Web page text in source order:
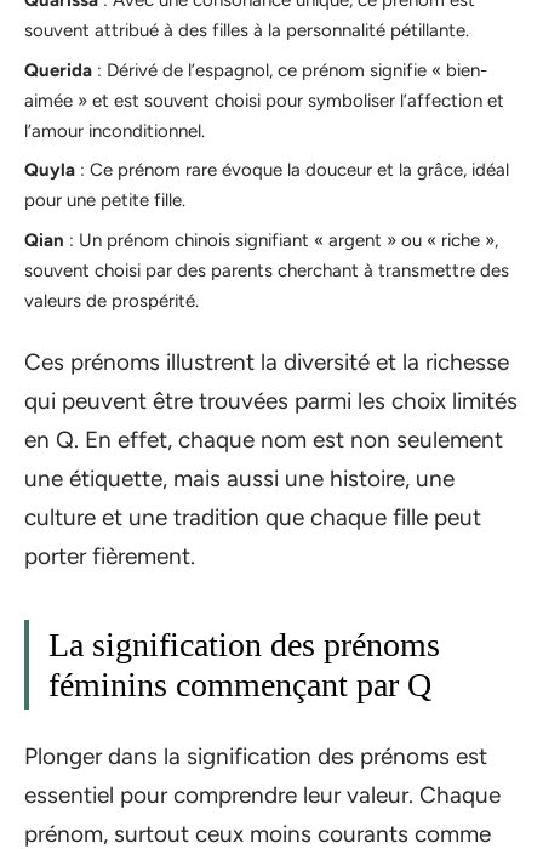
souvent attribué à des filles à la personnalité pétillante.
Querida : Dérivé de l’espagnol, ce prénom signifie « bien-
aimée » et est souvent choisi pour symboliser l’affection et
l’amour inconditionnel.
Quyla : Ce prénom rare évoque la douceur et la grâce, idéal
pour une petite fille.
Qian : Un prénom chinois signifiant « argent » ou « riche »,
souvent choisi par des parents cherchant à transmettre des
valeurs de prospérité.
Ces prénoms illustrent la diversité et la richesse
qui peuvent être trouvées parmi les choix limités
en Q. En effet, chaque nom est non seulement
une étiquette, mais aussi une histoire, une
culture et une tradition que chaque fille peut
porter fièrement.
La signification des prénoms
féminins commençant par Q
Plonger dans la signification des prénoms est
essentiel pour comprendre leur valeur. Chaque
prénom, surtout ceux moins courants comme